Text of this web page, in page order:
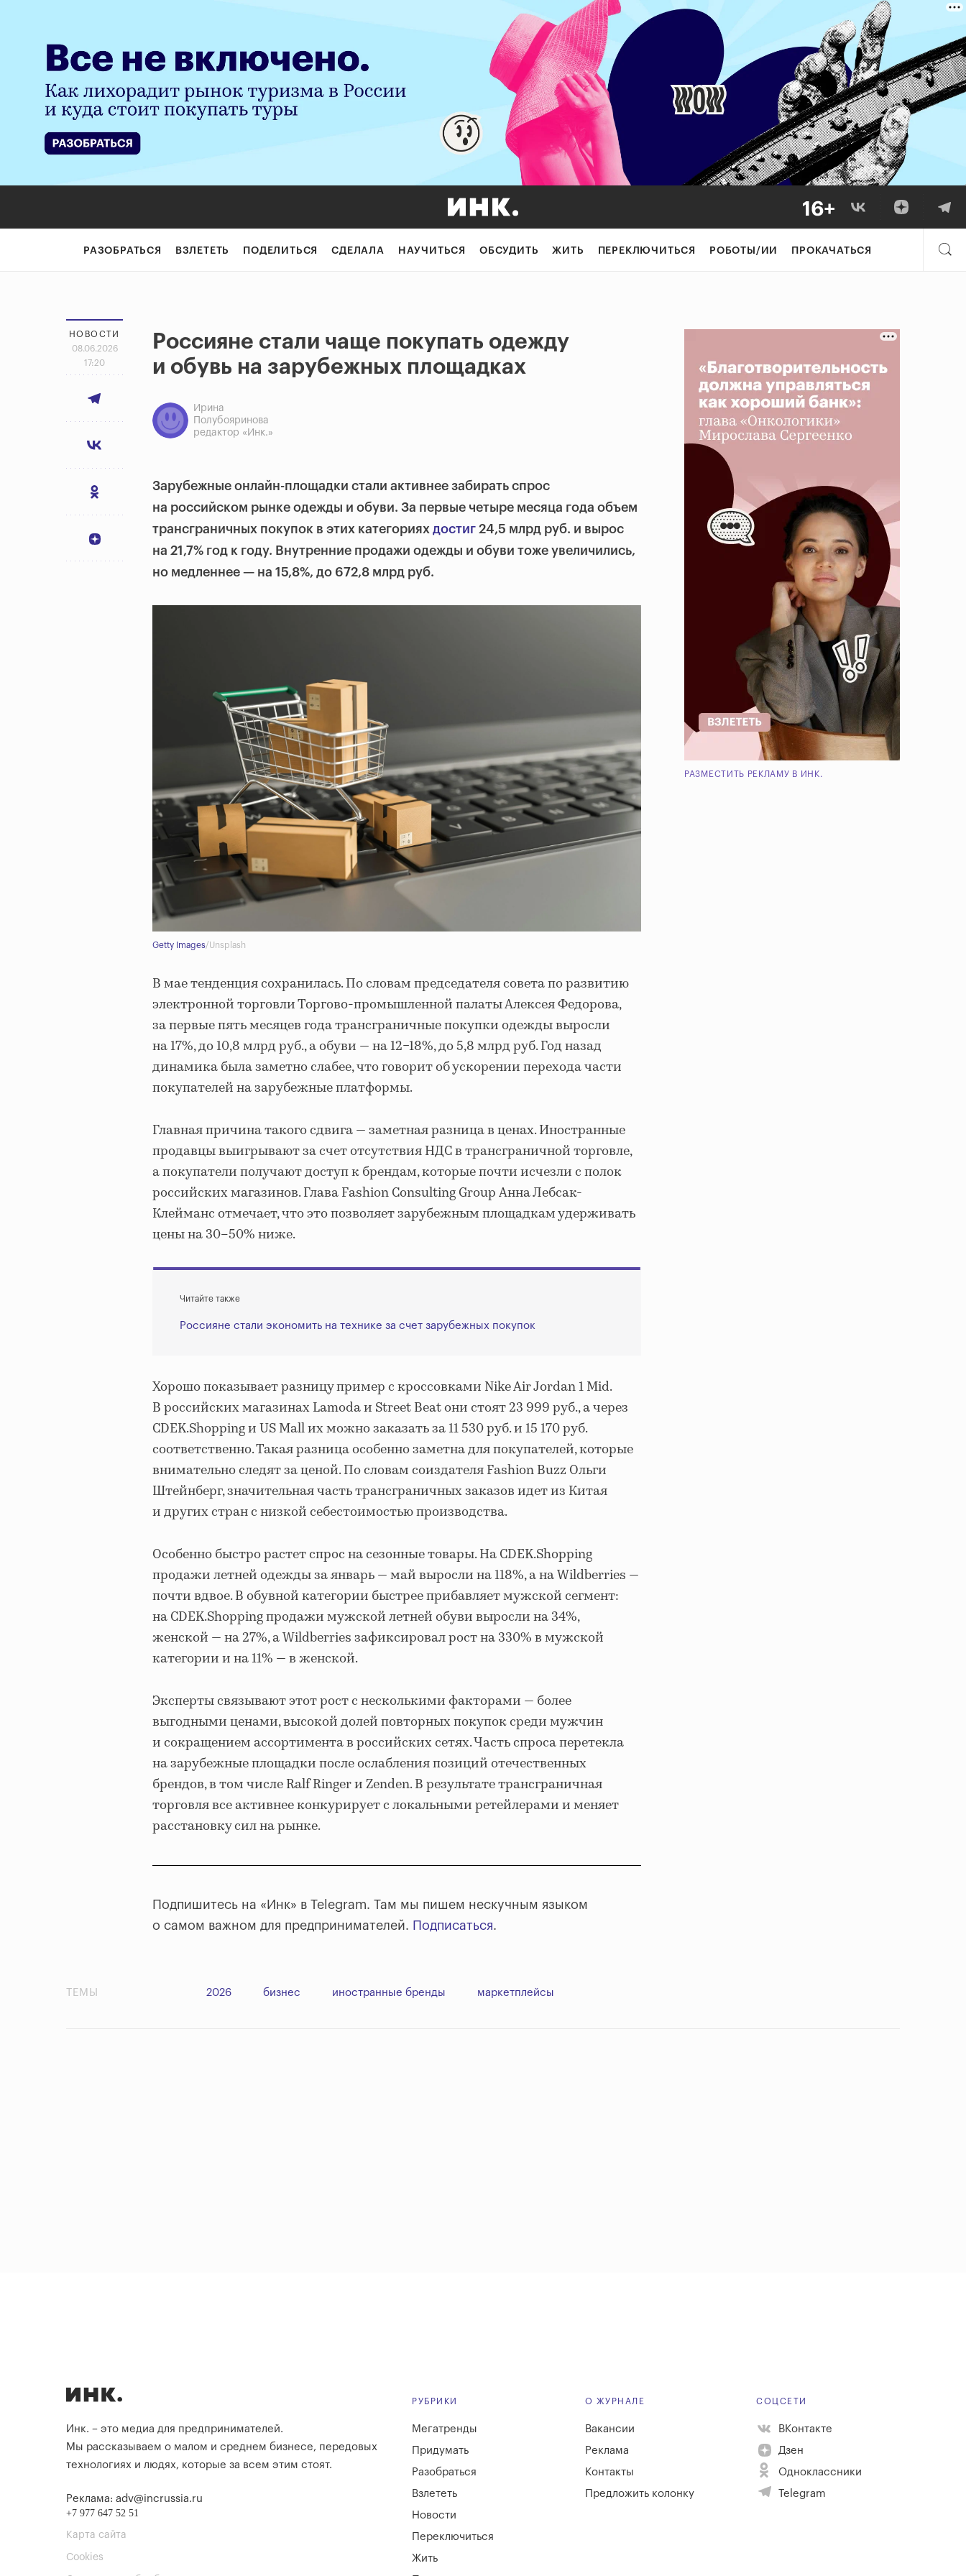
РАЗОБРАТЬСЯ ВЗЛЕТЕТЬ ПОДЕЛИТЬСЯ СДЕЛАЛА НАУЧИТЬСЯ ОБСУДИТЬ ЖИТЬ ПЕРЕКЛЮЧИТЬСЯ РОБОТЫ/ИИ ПРОКАЧАТЬСЯ
НОВОСТИ
08.06.2026
17:20
Россияне стали чаще покупать одежду
и обувь на зарубежных площадках
Ирина
Полубояринова
редактор «Инк.»
Зарубежные онлайн-площадки стали активнее забирать спрос
на российском рынке одежды и обуви. За первые четыре месяца года объем
трансграничных покупок в этих категориях достиг 24,5 млрд руб. и вырос
на 21,7% год к году. Внутренние продажи одежды и обуви тоже увеличились,
но медленнее — на 15,8%, до 672,8 млрд руб.
Getty Images/Unsplash
В мае тенденция сохранилась. По словам председателя совета по развитию
электронной торговли Торгово-промышленной палаты Алексея Федорова,
за первые пять месяцев года трансграничные покупки одежды выросли
на 17%, до 10,8 млрд руб., а обуви — на 12−18%, до 5,8 млрд руб. Год назад
динамика была заметно слабее, что говорит об ускорении перехода части
покупателей на зарубежные платформы.
Главная причина такого сдвига — заметная разница в ценах. Иностранные
продавцы выигрывают за счет отсутствия НДС в трансграничной торговле,
а покупатели получают доступ к брендам, которые почти исчезли с полок
российских магазинов. Глава Fashion Consulting Group Анна Лебсак-
Клейманс отмечает, что это позволяет зарубежным площадкам удерживать
цены на 30–50% ниже.
Читайте также
Россияне стали экономить на технике за счет зарубежных покупок
Хорошо показывает разницу пример с кроссовками Nike Air Jordan 1 Mid.
В российских магазинах Lamoda и Street Beat они стоят 23 999 руб., а через
CDEK.Shopping и US Mall их можно заказать за 11 530 руб. и 15 170 руб.
соответственно. Такая разница особенно заметна для покупателей, которые
внимательно следят за ценой. По словам соиздателя Fashion Buzz Ольги
Штейнберг, значительная часть трансграничных заказов идет из Китая
и других стран с низкой себестоимостью производства.
Особенно быстро растет спрос на сезонные товары. На CDEK.Shopping
продажи летней одежды за январь — май выросли на 118%, а на Wildberries —
почти вдвое. В обувной категории быстрее прибавляет мужской сегмент:
на CDEK.Shopping продажи мужской летней обуви выросли на 34%,
женской — на 27%, а Wildberries зафиксировал рост на 330% в мужской
категории и на 11% — в женской.
Эксперты связывают этот рост с несколькими факторами — более
выгодными ценами, высокой долей повторных покупок среди мужчин
и сокращением ассортимента в российских сетях. Часть спроса перетекла
на зарубежные площадки после ослабления позиций отечественных
брендов, в том числе Ralf Ringer и Zenden. В результате трансграничная
торговля все активнее конкурирует с локальными ретейлерами и меняет
расстановку сил на рынке.
Подпишитесь на «Инк» в Telegram. Там мы пишем нескучным языком
о самом важном для предпринимателей. Подписаться.
РАЗМЕСТИТЬ РЕКЛАМУ В ИНК.
ТЕМЫ 2026 бизнес иностранные бренды маркетплейсы
Инк. – это медиа для предпринимателей.
Мы рассказываем о малом и среднем бизнесе, передовых
технологиях и людях, которые за всем этим стоят.
Реклама: adv@incrussia.ru
+7 977 647 52 51
Карта сайта
Cookies
РУБРИКИ
Мегатренды
Придумать
Разобраться
Взлететь
Новости
Переключиться
Жить
О ЖУРНАЛЕ
Вакансии
Реклама
Контакты
Предложить колонку
СОЦСЕТИ
ВКонтакте
Дзен
Одноклассники
Telegram